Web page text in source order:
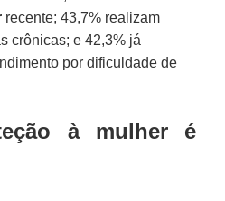
recente; 43,7% realizam
crônicas; e 42,3% já
por dificuldade de
à mulher é